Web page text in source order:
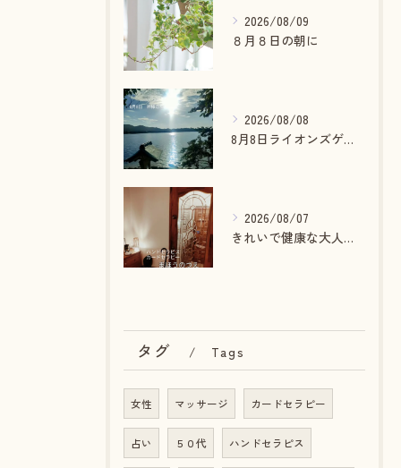
2026/08/09
８月８日の朝に
2026/08/08
8月8日ライオンズゲート最大開放
2026/08/07
きれいで健康な大人でありたい貴方へ🪄
タグ Tags
女性 マッサージ カードセラピー
占い ５０代 ハンドセラピス